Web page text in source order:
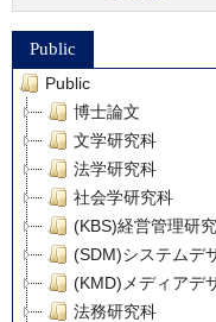
Public
Public
博士論文
文学研究科
法学研究科
社会学研究科
(KBS)経営管理研
(SDM)システムデ
(KMD)メディアデ
法務研究科